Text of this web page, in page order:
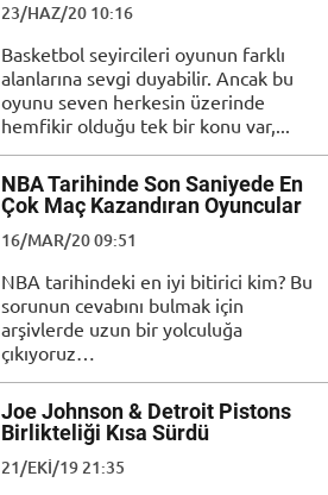
23/HAZ/20 10:16
Basketbol seyircileri oyunun farklı
alanlarına sevgi duyabilir. Ancak bu
oyunu seven herkesin üzerinde
hemfikir olduğu tek bir konu var,...
NBA Tarihinde Son Saniyede En
Çok Maç Kazandıran Oyuncular
16/MAR/20 09:51
NBA tarihindeki en iyi bitirici kim? Bu
sorunun cevabını bulmak için
arşivlerde uzun bir yolculuğa
çıkıyoruz…
Joe Johnson & Detroit Pistons
Birlikteliği Kısa Sürdü
21/EKI/19 21:35